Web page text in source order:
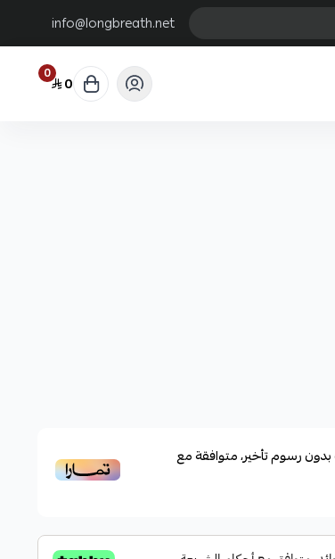
info@longbreath.net
0 0
على سلامة الأسماك.
رسوم تأخير، متوافقة مع